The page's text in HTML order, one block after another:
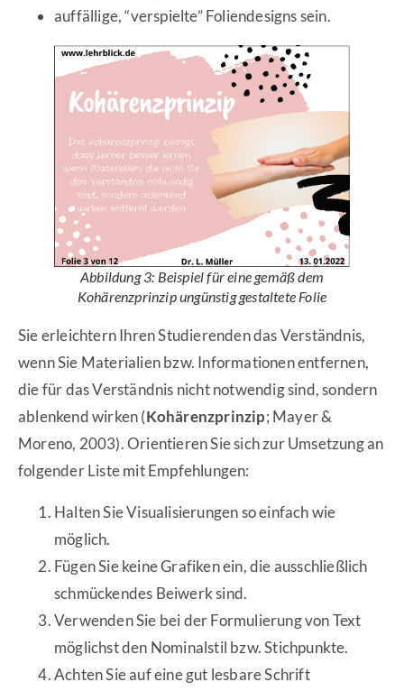
auffällige, “verspielte” Foliendesigns sein.
Abbildung 3: Beispiel für eine gemäß dem
Kohärenzprinzip ungünstig gestaltete Folie
Sie erleichtern Ihren Studierenden das Verständnis,
wenn Sie Materialien bzw. Informationen entfernen,
die für das Verständnis nicht notwendig sind, sondern
ablenkend wirken (Kohärenzprinzip; Mayer &
Moreno, 2003). Orientieren Sie sich zur Umsetzung an
folgender Liste mit Empfehlungen:
Halten Sie Visualisierungen so einfach wie
möglich.
Fügen Sie keine Grafiken ein, die ausschließlich
schmückendes Beiwerk sind.
Verwenden Sie bei der Formulierung von Text
möglichst den Nominalstil bzw. Stichpunkte.
Achten Sie auf eine gut lesbare Schrift